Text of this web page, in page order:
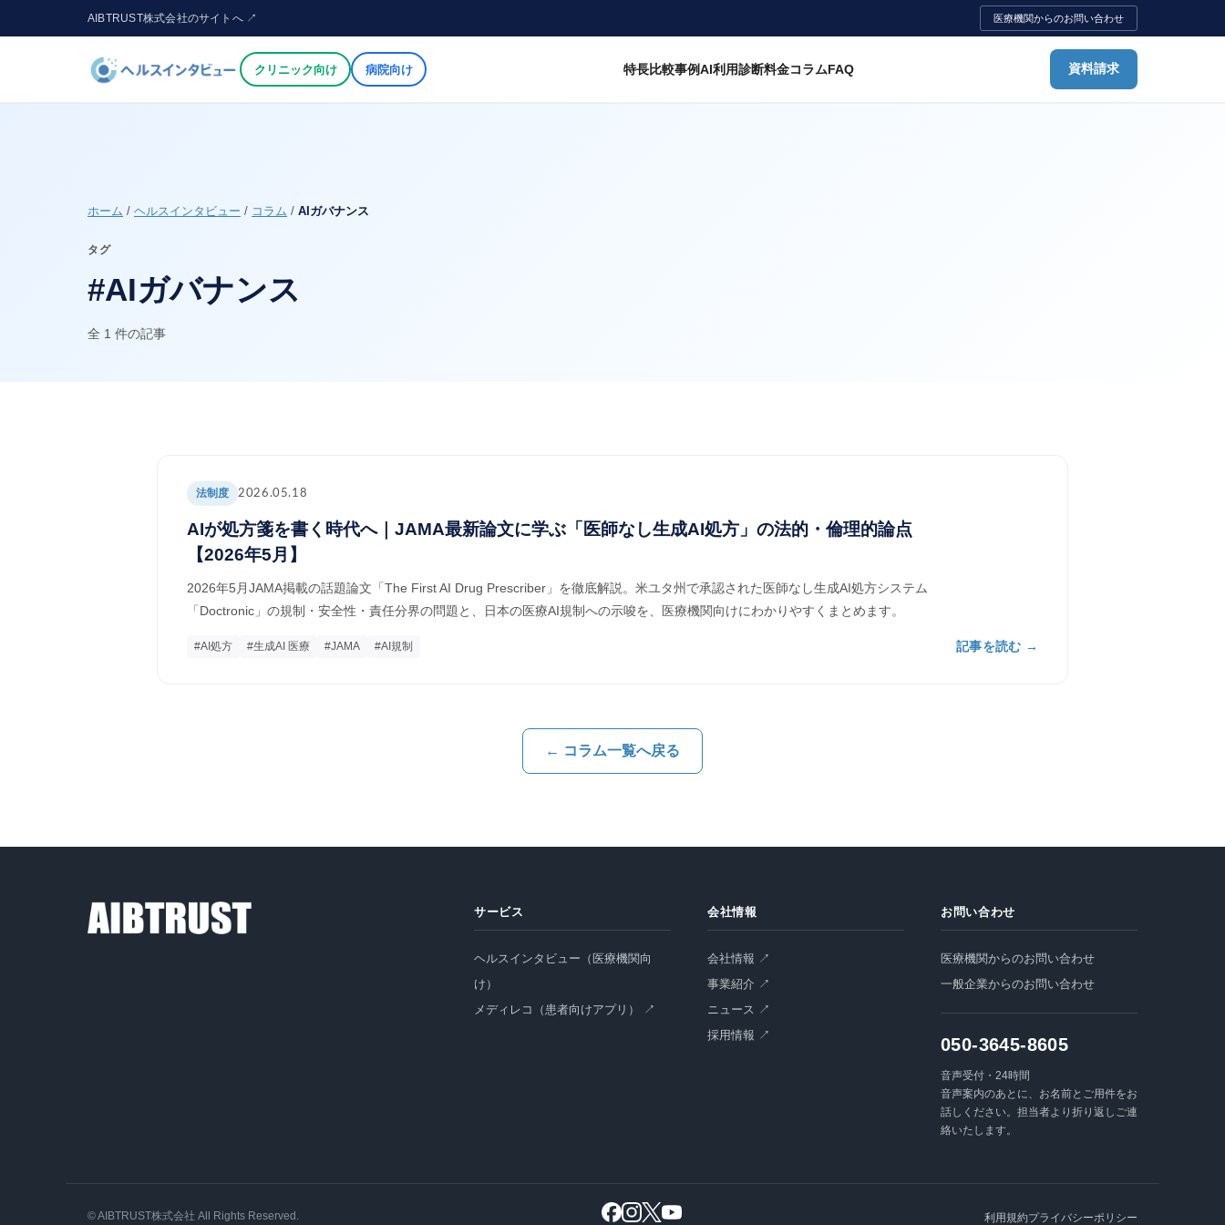
AIBTRUST株式会社のサイトへ ↗ 医療機関からのお問い合わせ
クリニック向け 病院向け 特長比較事例AI利用診断料金コラムFAQ 資料請求
ホーム / ヘルスインタビュー / コラム / AIガバナンス
タグ
#AIガバナンス
全 1 件の記事
法制度 2026.05.18
AIが処方箋を書く時代へ｜JAMA最新論文に学ぶ「医師なし生成AI処方」の法的・倫理的論点
【2026年5月】
2026年5月JAMA掲載の話題論文「The First AI Drug Prescriber」を徹底解説。米ユタ州で承認された医師なし生成AI処方システム
「Doctronic」の規制・安全性・責任分界の問題と、日本の医療AI規制への示唆を、医療機関向けにわかりやすくまとめます。
#AI処方 #生成AI 医療 #JAMA #AI規制 記事を読む →
← コラム一覧へ戻る
サービス
ヘルスインタビュー（医療機関向
け）
メディレコ（患者向けアプリ） ↗
会社情報
会社情報 ↗
事業紹介 ↗
ニュース ↗
採用情報 ↗
お問い合わせ
医療機関からのお問い合わせ
一般企業からのお問い合わせ
050-3645-8605
音声受付・24時間
音声案内のあとに、お名前とご用件をお
話しください。担当者より折り返しご連
絡いたします。
© AIBTRUST株式会社 All Rights Reserved. 利用規約プライバシーポリシー